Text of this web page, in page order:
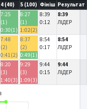
4 (40) 5 (100) Фініш Результат
7:25
(1)
0:30(1)
8:27
(1)
1:02(2)
8:39
0:12
8:39
ЛІДЕР
7:48
(2)
0:41(2)
8:37
(2)
0:49(1)
8:54
0:17
8:54
ЛІДЕР
8:20
(3)
1:40(3)
9:29
(3)
1:09(3)
9:44
0:15
9:44
ЛІДЕР